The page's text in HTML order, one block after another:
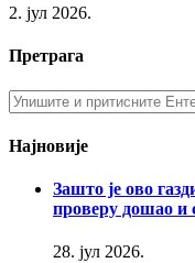
2. јул 2026.
Претрага
Најновије
Зашто је ово
проверу дошао и
28. јул 2026.